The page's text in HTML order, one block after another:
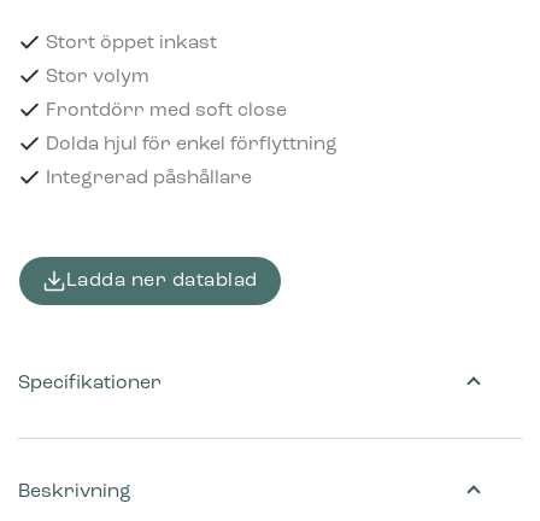
Stort öppet inkast
Stor volym
Frontdörr med soft close
Dolda hjul för enkel förflyttning
Integrerad påshållare
Ladda ner datablad
Beskrivning
Specifikationer